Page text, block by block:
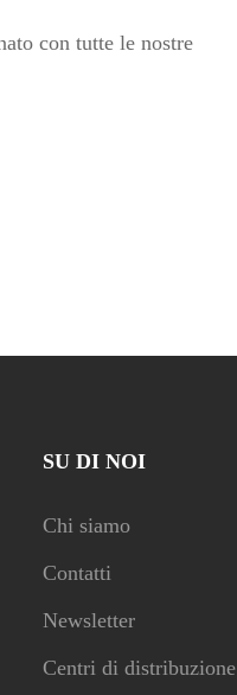
con tutte le nostre
SU DI NOI
Chi siamo
Contatti
Newsletter
Centri di distribuzione